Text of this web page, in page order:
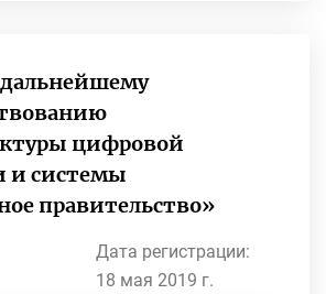
цифровой
и системы
правительство»
Дата регистрации:
18 мая 2019 г.